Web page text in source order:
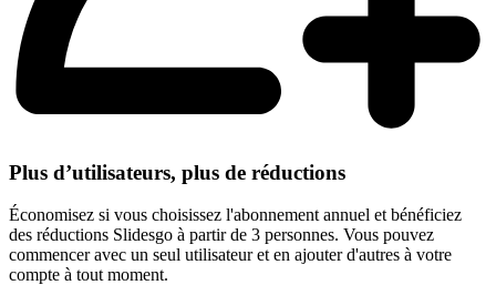
Plus d’utilisateurs, plus de réductions
Économisez si vous choisissez l'abonnement annuel et bénéficiez
des réductions Slidesgo à partir de 3 personnes. Vous pouvez
commencer avec un seul utilisateur et en ajouter d'autres à votre
compte à tout moment.